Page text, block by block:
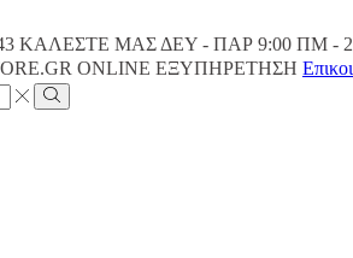
ΚΑΛΕΣΤΕ ΜΑΣ ΔΕΥ - ΠΑΡ 9:00 ΠM -
ONLINE ΕΞΥΠΗΡΕΤΗΣH
Search